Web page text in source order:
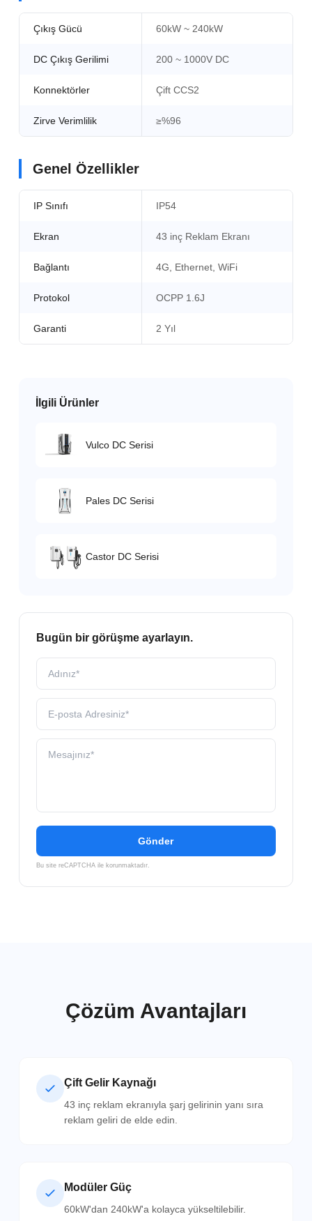
Çıkış Gücü 60kW ~ 240kW
DC Çıkış Gerilimi 200 ~ 1000V DC
Konnektörler Çift CCS2
Zirve Verimlilik ≥%96
Genel Özellikler
IP Sınıfı IP54
Ekran 43 inç Reklam Ekranı
Bağlantı 4G, Ethernet, WiFi
Protokol OCPP 1.6J
Garanti 2 Yıl
İlgili Ürünler
Vulco DC Serisi
Pales DC Serisi
Castor DC Serisi
Bugün bir görüşme ayarlayın.
Gönder
Bu site reCAPTCHA ile korunmaktadır.
Çözüm Avantajları
Çift Gelir Kaynağı
43 inç reklam ekranıyla şarj gelirinin yanı sıra
reklam geliri de elde edin.
Modüler Güç
60kW'dan 240kW'a kolayca yükseltilebilir.